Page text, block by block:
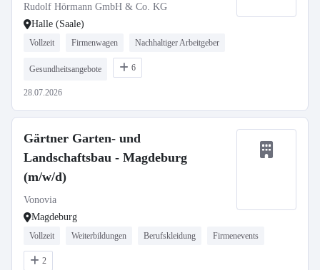
Rudolf Hörmann GmbH & Co. KG
Halle (Saale)
Vollzeit Firmenwagen Nachhaltiger Arbeitgeber
Gesundheitsangebote 6
28.07.2026
Gärtner Garten- und
Landschaftsbau - Magdeburg
(m/w/d)
Vonovia
Magdeburg
Vollzeit Weiterbildungen Berufskleidung Firmenevents
2